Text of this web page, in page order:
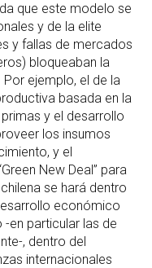
que este modelo se
y de la elite
y fallas de mercados
bloqueaban la
Por ejemplo, el de la
basada en la
y el desarrollo
los insumos
y el
New Deal” para
se hará dentro
económico
en particular las de
, dentro del
internacionales